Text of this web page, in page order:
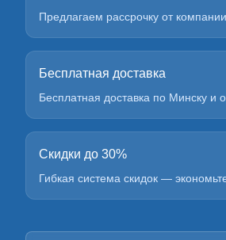
Предлагаем рассрочку от
Бесплатная доставка
Бесплатная доставка по Минску и
Скидки до 30%
Гибкая система скидок —